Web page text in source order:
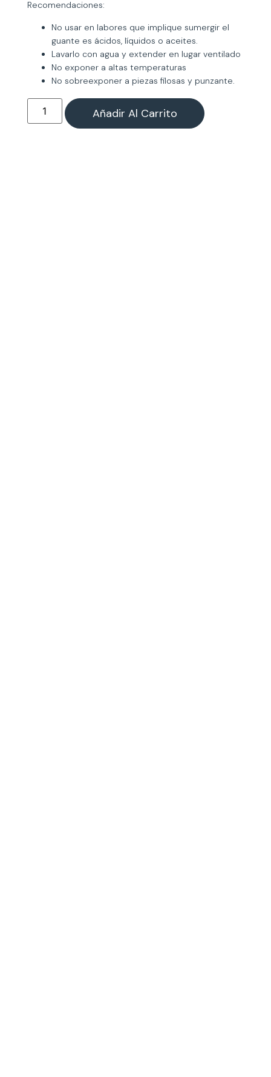
Recomendaciones:
No usar en labores que implique sumergir el
guante es ácidos, líquidos o aceites.
Lavarlo con agua y extender en lugar ventilado
No exponer a altas temperaturas
No sobreexponer a piezas filosas y punzante.
Añadir Al Carrito